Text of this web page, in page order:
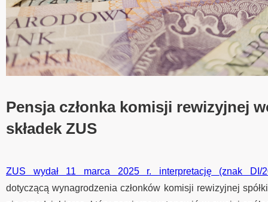
Pensja członka komisji rewizyjnej
składek ZUS
ZUS wydał 11 marca 2025 r. interpretację (znak DI/
dotyczącą wynagrodzenia członków komisji rewizyjnej